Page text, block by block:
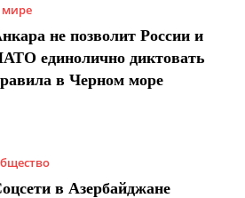
мире
не позволит России и
единолично диктовать
в Черном море
в Азербайджане